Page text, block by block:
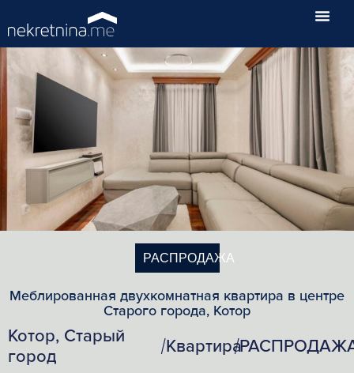
РАСПРОДАЖА
Меблированная двухкомнатная квартира в центре
Старого города, Котор
Котор, Старый
город
/Квартира
/